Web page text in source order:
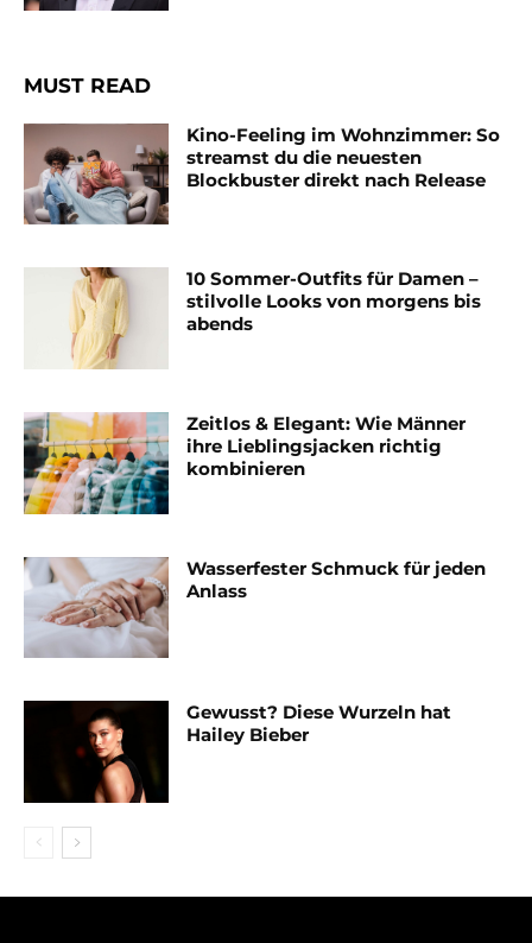
MUST READ
Kino-Feeling im Wohnzimmer: So
streamst du die neuesten
Blockbuster direkt nach Release
10 Sommer-Outfits für Damen –
stilvolle Looks von morgens bis
abends
Zeitlos & Elegant: Wie Männer
ihre Lieblingsjacken richtig
kombinieren
Wasserfester Schmuck für jeden
Anlass
Gewusst? Diese Wurzeln hat
Hailey Bieber